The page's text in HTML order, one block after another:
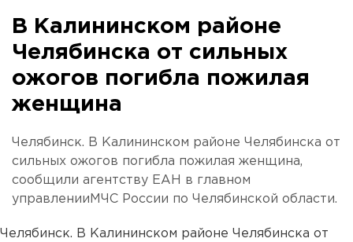
В Калининском районе
Челябинска от сильных
ожогов погибла пожилая
женщина
Челябинск. В Калининском районе Челябинска от
сильных ожогов погибла пожилая женщина,
сообщили агентству ЕАН в главном
управленииМЧС России по Челябинской области.
Челябинск. В Калининском районе Челябинска от